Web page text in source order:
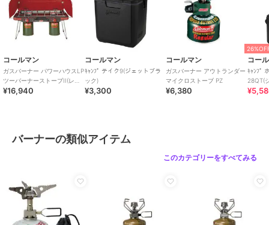
コールマン
ガスバーナー パワーハウスLP
ツーバーナーストーブII(レッ
ド)
¥16,940
コールマン
ｷｬﾝﾌﾟ テイク9(ジェットブラ
ック)
¥3,300
コールマン
ガスバーナー アウトランダー
マイクロストーブ PZ
¥6,380
コー
ｷｬﾝﾌﾟ
28QT(
バーナーの類似アイテム
このカテゴリーをすべてみる